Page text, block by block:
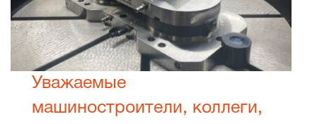
Уважаемые
машиностроители, коллеги,